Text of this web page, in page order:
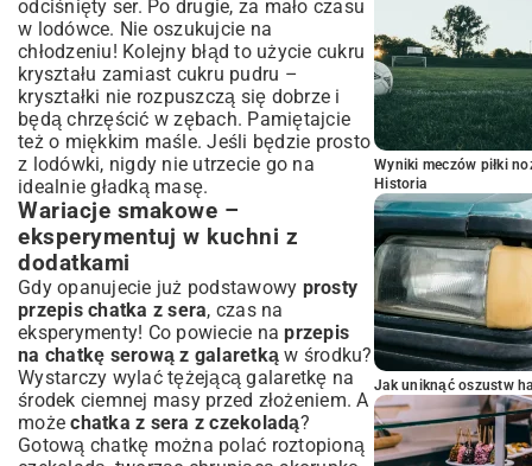
odciśnięty ser. Po drugie, za mało czasu
w lodówce. Nie oszukujcie na
chłodzeniu! Kolejny błąd to użycie cukru
kryształu zamiast cukru pudru –
kryształki nie rozpuszczą się dobrze i
będą chrzęścić w zębach. Pamiętajcie
też o miękkim maśle. Jeśli będzie prosto
z lodówki, nigdy nie utrzecie go na
idealnie gładką masę.
Wariacje smakowe –
eksperymentuj w kuchni z
dodatkami
Gdy opanujecie już podstawowy prosty
przepis chatka z sera, czas na
eksperymenty! Co powiecie naprzepis
na chatkę serową z galaretką w środku?
Wystarczy wylać tężejącą galaretkę na
środek ciemnej masy przed złożeniem. A
możechatka z sera z czekoladą?
Gotową chatkę można polać roztopioną
Wyniki meczów piłki
Historia
Jak uniknąć oszustw